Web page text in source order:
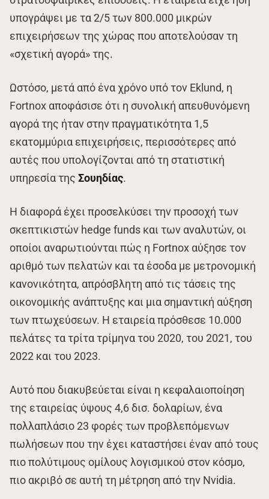
υπογράψει με τα 2/5 των 800.000 μικρών
επιχειρήσεων της χώρας που αποτελούσαν τη
«σχετική αγορά» της.
Ωστόσο, μετά από ένα χρόνο υπό τον Eklund, η
Fortnox αποφάσισε ότι η συνολική απευθυνόμενη
αγορά της ήταν στην πραγματικότητα 1,5
εκατομμύρια επιχειρήσεις, περισσότερες από
αυτές που υπολογίζονται από τη στατιστική
υπηρεσία της Σουηδίας.
Η διαφορά έχει προσελκύσει την προσοχή των
σκεπτικιστών hedge funds και των αναλυτών, οι
οποίοι αναρωτιούνται πώς η Fortnox αύξησε τον
αριθμό των πελατών και τα έσοδα με μετρονομική
κανονικότητα, απρόσβλητη από τις τάσεις της
οικονομικής ανάπτυξης και μια σημαντική αύξηση
των πτωχεύσεων. Η εταιρεία πρόσθεσε 10.000
πελάτες τα τρίτα τρίμηνα του 2020, του 2021, του
2022 και του 2023.
Αυτό που διακυβεύεται είναι η κεφαλαιοποίηση
της εταιρείας ύψους 4,6 δισ. δολαρίων, ένα
πολλαπλάσιο 23 φορές των προβλεπόμενων
πωλήσεων που την έχει καταστήσει έναν από τους
πιο πολύτιμους ομίλους λογισμικού στον κόσμο,
πιο ακριβό σε αυτή τη μέτρηση από την Nvidia.